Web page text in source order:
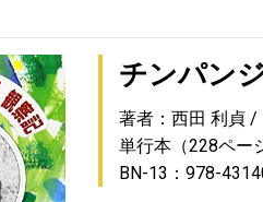
チンパン
著者：西田 利貞
単行本（228ペー
BN-13：978-